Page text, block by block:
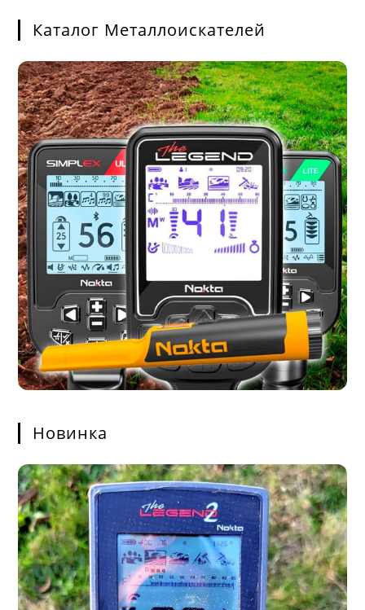
Каталог Металлоискателей
Новинка